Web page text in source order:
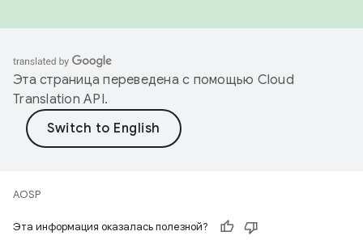
Эта страница переведена с помощью Cloud
Translation API.
AOSP
Эта информация оказалась полезной?